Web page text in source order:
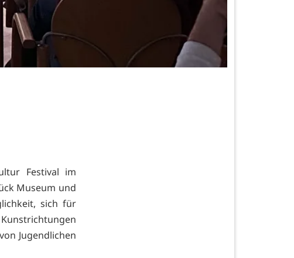
Festival im
Museum und
sich für
Jugendlichen